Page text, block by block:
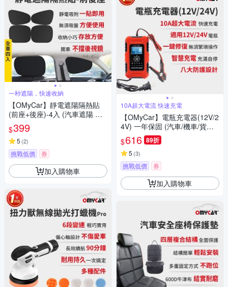
一秒遮陽，快速收納
【OMyCar】靜電遮陽隔熱貼
(前座+後座)-4入 (汽車遮陽 車
窗遮陽 防曬遮光)-快
$399
5 (2)
挑戰低價 券
加入購物車
10A超大電流 快速充電
【OMyCar】電瓶充電器(12V/2
4V) 一年保固 (汽車/機車/貨車/
電瓶修復)
$616 89折
5 (3)
挑戰低價 券
加入購物車